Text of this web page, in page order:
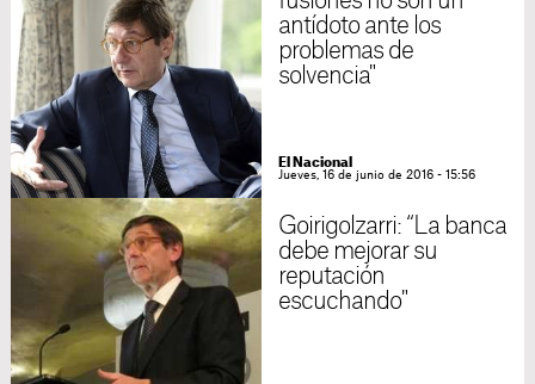
antídoto ante los
problemas de
solvencia"
El Nacional
Jueves, 16 de junio de 2016 - 15:56
Goirigolzarri: “La banca
debe mejorar su
reputación
escuchando"